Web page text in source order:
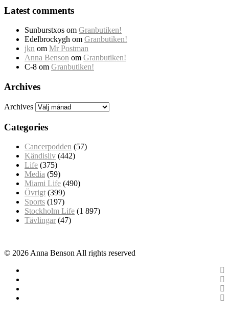
Latest comments
Sunburstxos om Granbutiken!
Edelbrockygh om Granbutiken!
jkn om Mr Postman
Anna Benson om Granbutiken!
C-8 om Granbutiken!
Archives
Archives
Categories
Cancerpodden (57)
Kändisliv (442)
Life (375)
Media (59)
Miami Life (490)
Övrigt (399)
Sports (197)
Stockholm Life (1 897)
Tävlingar (47)
© 2026 Anna Benson All rights reserved